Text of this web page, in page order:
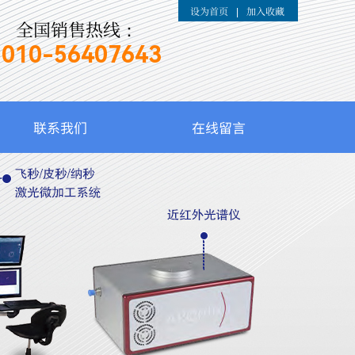
设为首页 加入收藏
全国销售热线：
010-56407643
联系我们 在线留言